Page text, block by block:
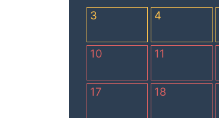
3 4
10 11
17 18